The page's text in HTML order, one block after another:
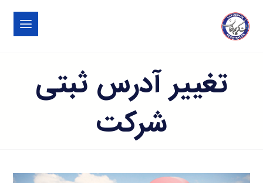
تغییر آدرس ثبتی
شرکت